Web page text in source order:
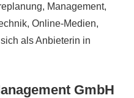
Management,
Online-Medien,
als Anbieterin in
GmbH